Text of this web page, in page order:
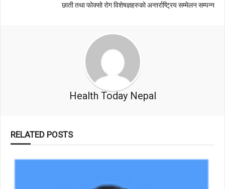
छाती तथा फोक्सो रोग विशेषज्ञहरुको अन्तर्राष्ट्रिय सम्मेलन सम्पन्न
Health Today Nepal
RELATED POSTS